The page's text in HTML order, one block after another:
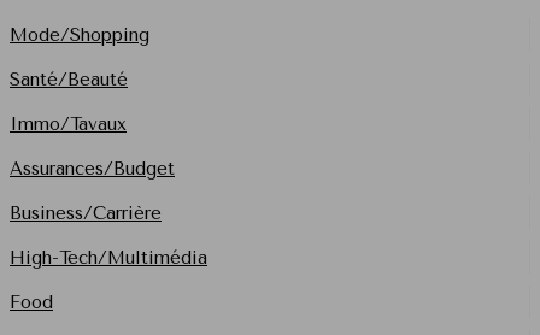
Mode/Shopping
Santé/Beauté
Immo/Tavaux
Assurances/Budget
Business/Carrière
High-Tech/Multimédia
Food